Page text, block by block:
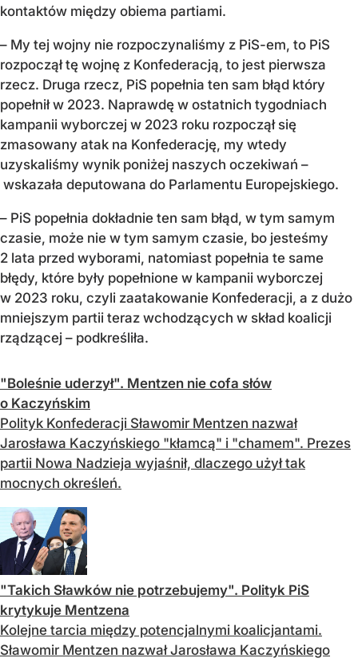
kontaktów między obiema partiami.
– My tej wojny nie rozpoczynaliśmy z PiS-em, to PiS
rozpoczął tę wojnę z Konfederacją, to jest pierwsza
rzecz. Druga rzecz, PiS popełnia ten sam błąd który
popełnił w 2023. Naprawdę w ostatnich tygodniach
kampanii wyborczej w 2023 roku rozpoczął się
zmasowany atak na Konfederację, my wtedy
uzyskaliśmy wynik poniżej naszych oczekiwań –
wskazała deputowana do Parlamentu Europejskiego.
– PiS popełnia dokładnie ten sam błąd, w tym samym
czasie, może nie w tym samym czasie, bo jesteśmy
2 lata przed wyborami, natomiast popełnia te same
błędy, które były popełnione w kampanii wyborczej
w 2023 roku, czyli zaatakowanie Konfederacji, a z dużo
mniejszym partii teraz wchodzących w skład koalicji
rządzącej – podkreśliła.
"Boleśnie uderzył". Mentzen nie cofa słów
o Kaczyńskim
Polityk Konfederacji Sławomir Mentzen nazwał
Jarosława Kaczyńskiego "kłamcą" i "chamem". Prezes
partii Nowa Nadzieja wyjaśnił, dlaczego użył tak
mocnych określeń.
"Takich Sławków nie potrzebujemy". Polityk PiS
krytykuje Mentzena
Kolejne tarcia między potencjalnymi koalicjantami.
Sławomir Mentzen nazwał Jarosława Kaczyńskiego